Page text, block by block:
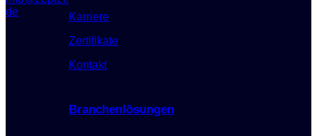
de
Karriere
Zertifikate
Kontakt
Branchenlösungen